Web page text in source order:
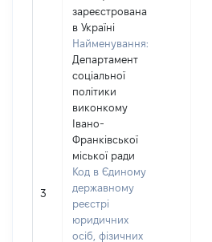
3
зареєстрована
в Україні
Найменування:
Департамент
соціальної
політики
виконкому
Івано-
Франківської
міської ради
Код в Єдиному
державному
реєстрі
юридичних
осіб, фізичних